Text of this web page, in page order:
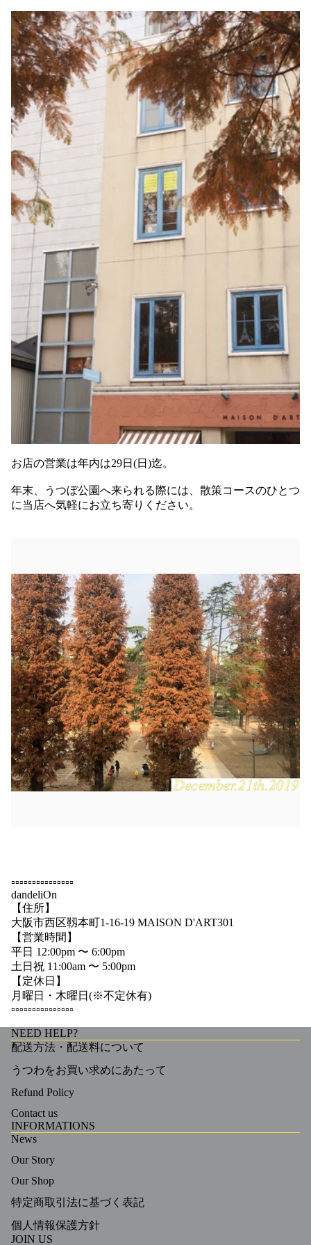
お店の営業は年内は29日(日)迄。
年末、うつぼ公園へ来られる際には、散策コースのひとつ
に当店へ気軽にお立ち寄りください。
▫️▫️▫️▫️▫️▫️▫️▫️▫️▫️▫️▫️▫️▫️▫️
dandeliOn
【住所】
大阪市西区靱本町1-16-19 MAISON D'ART301
【営業時間】
平日 12:00pm 〜 6:00pm
土日祝 11:00am 〜 5:00pm
【定休日】
月曜日・木曜日(※不定休有)
▫️▫️▫️▫️▫️▫️▫️▫️▫️▫️▫️▫️▫️▫️▫️
NEED HELP?
配送方法・配送料について
うつわをお買い求めにあたって
Refund Policy
Contact us
INFORMATIONS
News
Our Story
Our Shop
特定商取引法に基づく表記
個人情報保護方針
JOIN US